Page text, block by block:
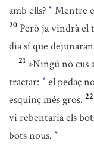
amb ells? * Mentre
20 Però ja vindrà el
dia sí que
21 »Ningú no cus
tractar: * el pedaç
esquinç més gros. 22
vi rebentaria els
bots nous. *